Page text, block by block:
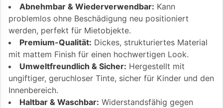
Abnehmbar & Wiederverwendbar: Kann
problemlos ohne Beschädigung neu positioniert
werden, perfekt für Mietobjekte.
Premium-Qualität: Dickes, strukturiertes Material
mit mattem Finish für einen hochwertigen Look.
Umweltfreundlich & Sicher: Hergestellt mit
ungiftiger, geruchloser Tinte, sicher für Kinder und den
Innenbereich.
Haltbar & Waschbar: Widerstandsfähig gegen